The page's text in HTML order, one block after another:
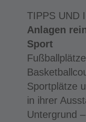
TIPPS UND
Anlagen
Sport
Sportplätze
in ihrer
Untergrund